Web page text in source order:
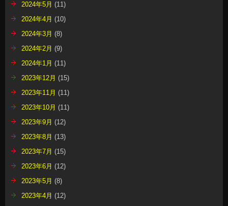
2024年5月 (11)
2024年4月 (10)
2024年3月 (8)
2024年2月 (9)
2024年1月 (11)
2023年12月 (15)
2023年11月 (11)
2023年10月 (11)
2023年9月 (12)
2023年8月 (13)
2023年7月 (15)
2023年6月 (12)
2023年5月 (8)
2023年4月 (12)